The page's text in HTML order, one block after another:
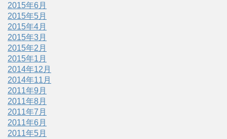
2015年6月
2015年5月
2015年4月
2015年3月
2015年2月
2015年1月
2014年12月
2014年11月
2011年9月
2011年8月
2011年7月
2011年6月
2011年5月